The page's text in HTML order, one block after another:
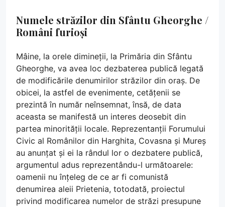
Numele străzilor din Sfântu Gheorghe /
Români furioși
Mâine, la orele dimineții, la Primăria din Sfântu
Gheorghe, va avea loc dezbaterea publică legată
de modificările denumirilor străzilor din oraș. De
obicei, la astfel de evenimente, cetățenii se
prezintă în număr neînsemnat, însă, de data
aceasta se manifestă un interes deosebit din
partea minorității locale. Reprezentanții Forumului
Civic al Românilor din Harghita, Covasna și Mureș
au anunțat și ei la rândul lor o dezbatere publică,
argumentul adus reprezentându-l următoarele:
oamenii nu înțeleg de ce ar fi comunistă
denumirea aleii Prietenia, totodată, proiectul
privind modificarea numelor de străzi presupune